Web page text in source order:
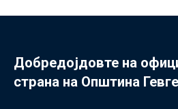
Добредојдовте на
страна на Општина